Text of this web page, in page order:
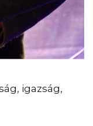
igazság,